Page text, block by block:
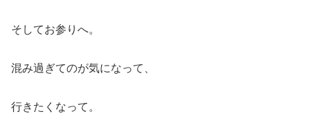
そしてお参りへ。
混み過ぎてのが気になって、
行きたくなって。